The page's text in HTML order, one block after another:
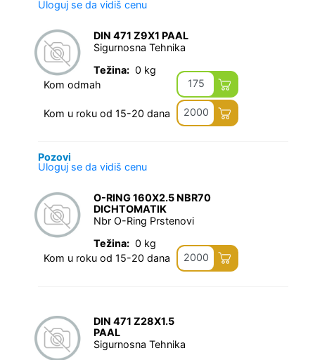
Uloguj se da vidiš cenu
DIN 471 Z9X1 PAAL
Sigurnosna Tehnika
Težina: 0 kg
Kom odmah
175
Kom u roku od 15-20 dana 2000
Pozovi
Uloguj se da vidiš cenu
O-RING 160X2.5 NBR70
DICHTOMATIK
Nbr O-Ring Prstenovi
Težina: 0 kg
Kom u roku od 15-20 dana
2000
DIN 471 Z28X1.5
PAAL
Sigurnosna Tehnika